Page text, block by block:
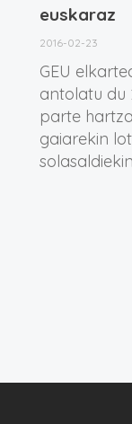
euskaraz
2016-02-23
GEU
antolatu du
parte
gaiarekin